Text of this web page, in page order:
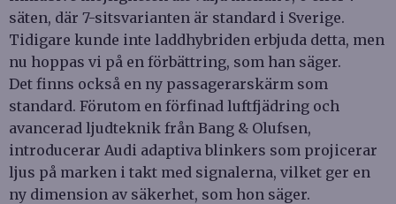
säten, där 7-sitsvarianten är standard i Sverige.
Tidigare kunde inte laddhybriden erbjuda detta, men
nu hoppas vi på en förbättring, som han säger.
Det finns också en ny passagerarskärm som
standard. Förutom en förfinad luftfjädring och
avancerad ljudteknik från Bang & Olufsen,
introducerar Audi adaptiva blinkers som projicerar
ljus på marken i takt med signalerna, vilket ger en
ny dimension av säkerhet, som hon säger.